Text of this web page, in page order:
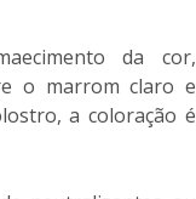
da cor,
o marrom claro e
a coloração é